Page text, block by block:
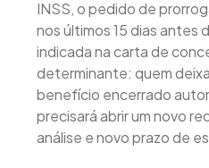
INSS, o pedido de
nos últimos 15 dias antes
indicada na carta de
determinante: quem
benefício encerrado
precisará abrir um novo
análise e novo prazo de